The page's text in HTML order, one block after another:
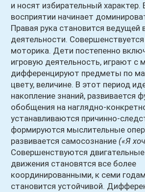
и носят избирательный характер.
восприятии начинает
Правая рука становится ведущей
деятельности.
моторика. Дети постепенно
игровую деятельность, играют с
дифференцируют предметы по
цвету, величине. В этот период
накопление знаний, развивается
обобщения на наглядно-
устанавливаются причинно-
формируются мыслительные
развивается самосознание («Я
Совершенствуются
движения становятся все более
координированными, к семи
становится устойчивой.